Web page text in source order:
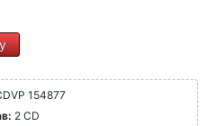
154877
2 CD